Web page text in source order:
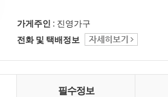
가게주인 : 진영가구
전화 및 택배정보
필수정보